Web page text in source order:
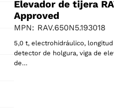
Elevador de tijera
Approved
MPN: RAV.650N5.193018
5,0 t, electrohidráulico,
detector de holgura, viga de
de…
Tu provincia